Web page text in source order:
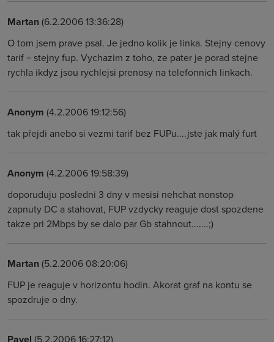
Martan(6.2.2006 13:36:28)
O tom jsem prave psal. Je jedno kolik je linka. Stejny cenovy
tarif = stejny fup. Vychazim z toho, ze pater je porad stejne
rychla ikdyz jsou rychlejsi prenosy na telefonnich linkach.
Anonym (4.2.2006 19:12:56)
tak přejdi anebo si vezmi tarif bez FUPu....jste jak malý furt
Anonym (4.2.2006 19:58:39)
doporuduju posledni 3 dny v mesisi nehchat nonstop
zapnuty DC a stahovat, FUP vzdycky reaguje dost spozdene
takze pri 2Mbps by se dalo par Gb stahnout.......;)
Martan(5.2.2006 08:20:06)
FUP je reaguje v horizontu hodin. Akorat graf na kontu se
spozdruje o dny.
(5.2.2006 16:27:12)